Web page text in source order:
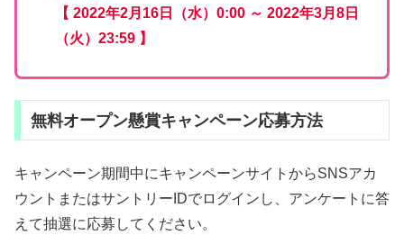
【 2022年2月16日（水）0:00 ～ 2022年3月8日
（火）23:59 】
無料オープン懸賞キャンペーン応募方法
キャンペーン期間中にキャンペーンサイトからSNSアカ
ウントまたはサントリーIDでログインし、アンケートに答
えて抽選に応募してください。